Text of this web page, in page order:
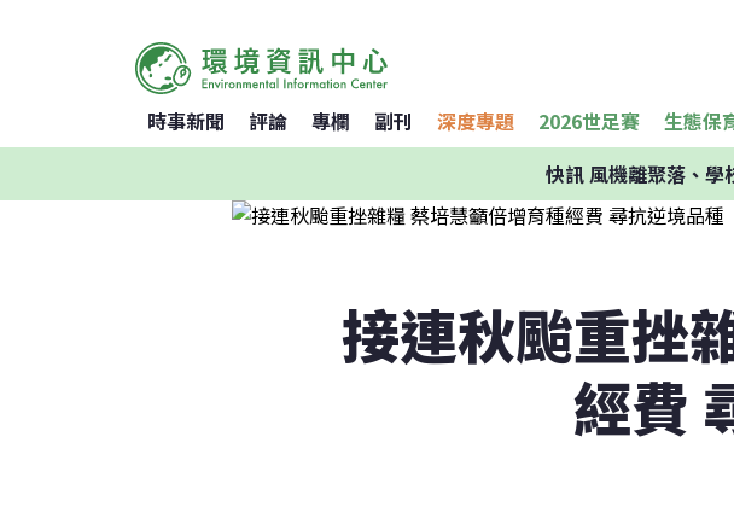
時事新聞 評論 專欄 副刊 深度專題 2026世足賽 生態保
快訊風機離聚落、學
接連秋颱重挫
經費